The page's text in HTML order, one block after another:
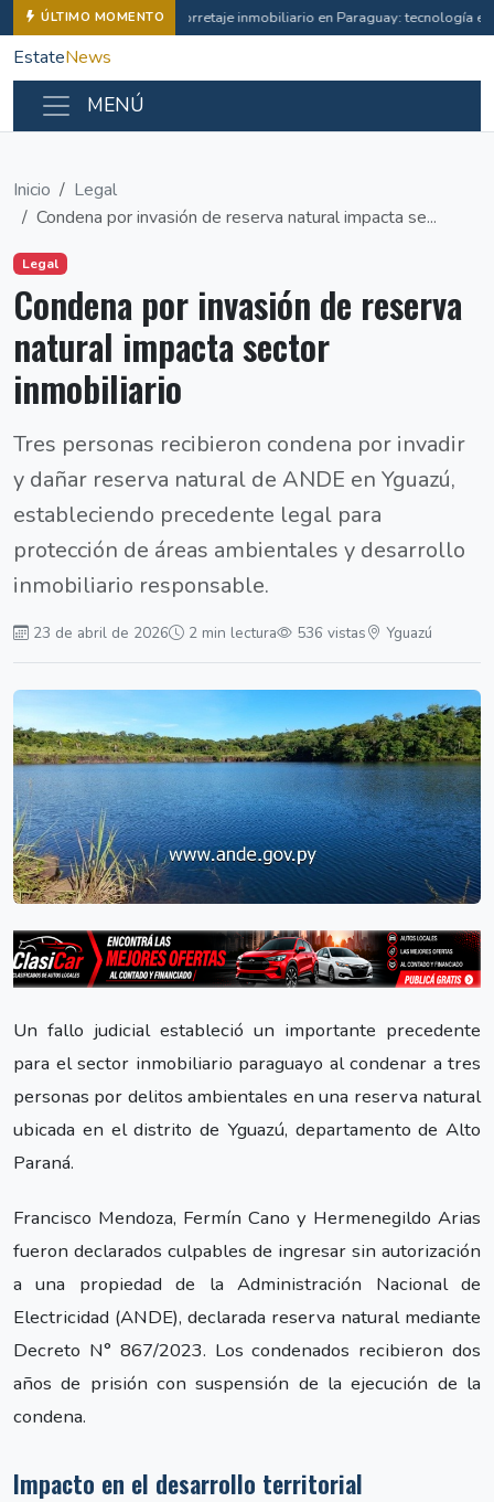
ÚLTIMO MOMENTO Corretaje inmobiliario en Paraguay: tecnología
EstateNews
MENÚ
Inicio
Legal
Condena por invasión de reserva natural impacta se...
Legal
Condena por invasión de reserva
natural impacta sector
inmobiliario
Tres personas recibieron condena por invadir
y dañar reserva natural de ANDE en Yguazú,
estableciendo precedente legal para
protección de áreas ambientales y desarrollo
inmobiliario responsable.
23 de abril de 2026 2 min lectura 536 vistas Yguazú
Un fallo judicial estableció un importante precedente
para el sector inmobiliario paraguayo al condenar a tres
personas por delitos ambientales en una reserva natural
ubicada en el distrito de Yguazú, departamento de Alto
Paraná.
Francisco Mendoza, Fermín Cano y Hermenegildo Arias
fueron declarados culpables de ingresar sin autorización
a una propiedad de la Administración Nacional de
Electricidad (ANDE), declarada reserva natural mediante
Decreto N° 867/2023. Los condenados recibieron dos
años de prisión con suspensión de la ejecución de la
condena.
Impacto en el desarrollo territorial